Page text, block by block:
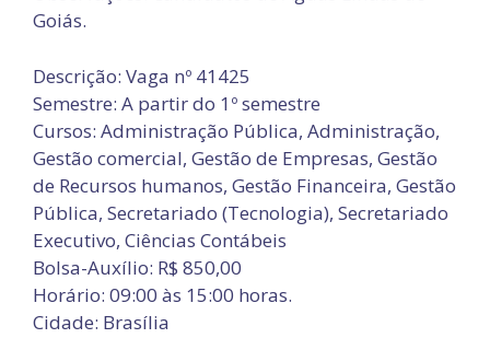
Goiás.
Descrição: Vaga nº 41425
Semestre: A partir do 1º semestre
Cursos: Administração Pública, Administração,
Gestão comercial, Gestão de Empresas, Gestão
de Recursos humanos, Gestão Financeira, Gestão
Pública, Secretariado (Tecnologia), Secretariado
Executivo, Ciências Contábeis
Bolsa-Auxílio: R$ 850,00
Horário: 09:00 às 15:00 horas.
Cidade: Brasília